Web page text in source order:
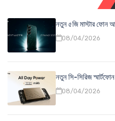
নতুন ৫জি মাস্টার ফোন
08/04/2026
নতুন সি-সিরিজ
08/04/2026